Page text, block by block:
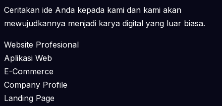
Ceritakan ide Anda kepada kami dan kami akan
mewujudkannya menjadi karya digital yang luar biasa.
Website Profesional
Aplikasi Web
E-Commerce
Company Profile
Landing Page